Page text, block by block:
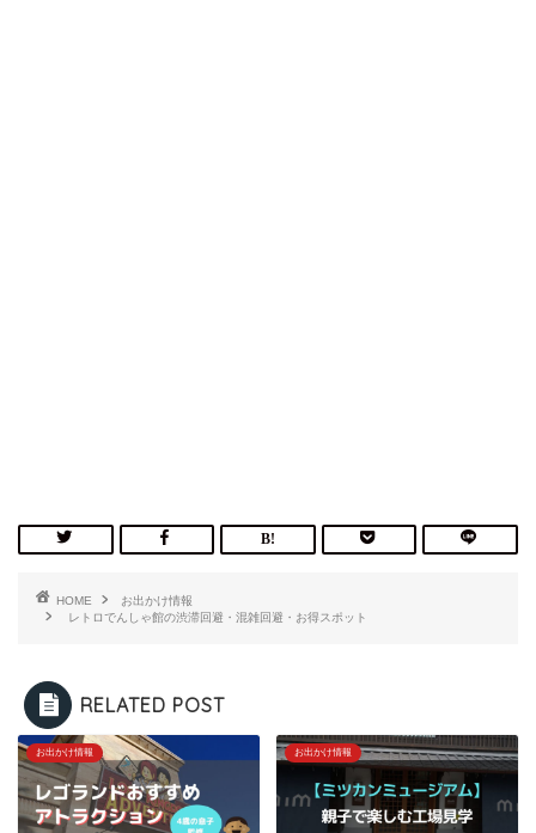
HOME
お出かけ情報
レトロでんしゃ館の渋滞回避・混雑回避・お得スポット
RELATED POST
お出かけ情報 お出かけ情報